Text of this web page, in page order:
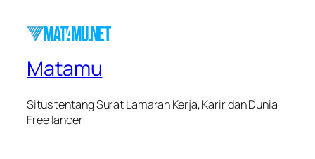
Matamu
Situs tentang Surat Lamaran Kerja, Karir dan Dunia
Free lancer